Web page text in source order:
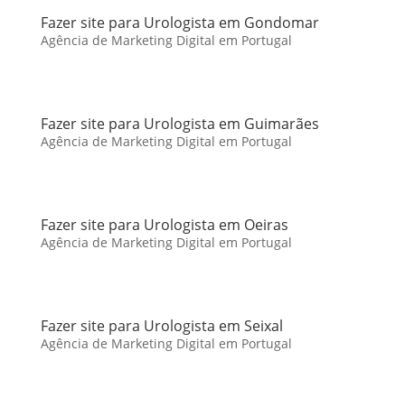
Fazer site para Urologista em Gondomar
Agência de Marketing Digital em Portugal
Fazer site para Urologista em Guimarães
Agência de Marketing Digital em Portugal
Fazer site para Urologista em Oeiras
Agência de Marketing Digital em Portugal
Fazer site para Urologista em Seixal
Agência de Marketing Digital em Portugal